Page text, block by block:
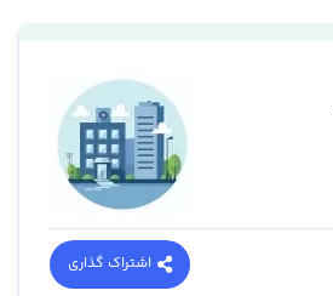
اشتراک گذاری